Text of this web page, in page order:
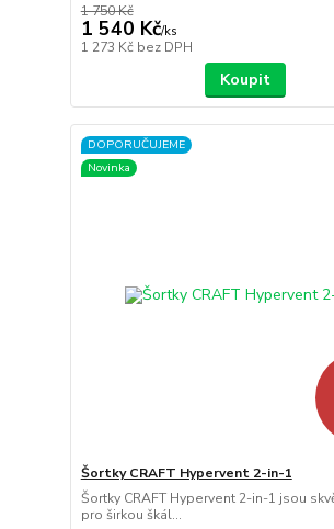
1 750 Kč
1 540 Kč/ks
1 273 Kč bez DPH
Koupit
DOPORUČUJEME
Novinka
Šortky CRAFT Hypervent 2-in-1
Šortky CRAFT Hypervent 2-in-1 jsou
pro širkou škál...